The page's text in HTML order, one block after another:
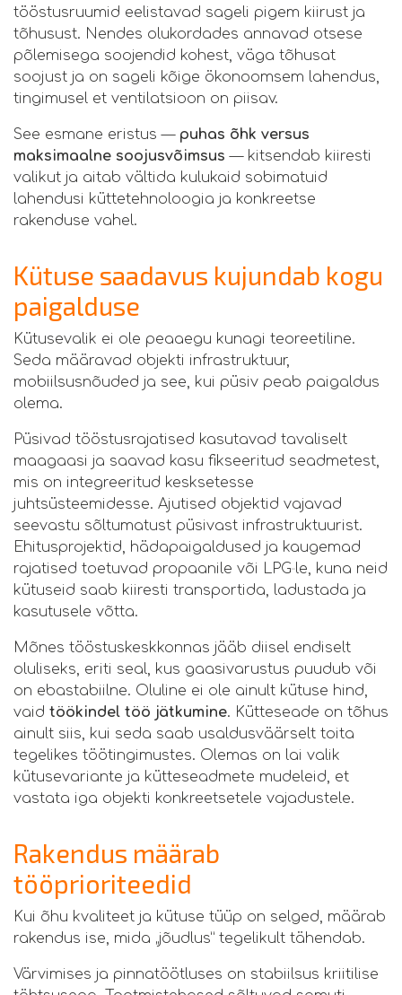
tööstusruumid eelistavad sageli pigem kiirust ja
tõhusust. Nendes olukordades annavad otsese
põlemisega soojendid kohest, väga tõhusat
soojust ja on sageli kõige ökonoomsem lahendus,
tingimusel et ventilatsioon on piisav.
See esmane eristus — puhas õhk versus
maksimaalne soojusvõimsus — kitsendab kiiresti
valikut ja aitab vältida kulukaid sobimatuid
lahendusi küttetehnoloogia ja konkreetse
rakenduse vahel.
Kütuse saadavus kujundab kogu
paigalduse
Kütusevalik ei ole peaaegu kunagi teoreetiline.
Seda määravad objekti infrastruktuur,
mobiilsusnõuded ja see, kui püsiv peab paigaldus
olema.
Püsivad tööstusrajatised kasutavad tavaliselt
maagaasi ja saavad kasu fikseeritud seadmetest,
mis on integreeritud kesksetesse
juhtsüsteemidesse. Ajutised objektid vajavad
seevastu sõltumatust püsivast infrastruktuurist.
Ehitusprojektid, hädapaigaldused ja kaugemad
rajatised toetuvad propaanile või LPG‑le, kuna neid
kütuseid saab kiiresti transportida, ladustada ja
kasutusele võtta.
Mõnes tööstuskeskkonnas jääb diisel endiselt
oluliseks, eriti seal, kus gaasivarustus puudub või
on ebastabiilne. Oluline ei ole ainult kütuse hind,
vaid töökindel töö jätkumine. Kütteseade on tõhus
ainult siis, kui seda saab usaldusväärselt toita
tegelikes töötingimustes. Olemas on lai valik
kütusevariante ja kütteseadmete mudeleid, et
vastata iga objekti konkreetsetele vajadustele.
Rakendus määrab
tööprioriteedid
Kui õhu kvaliteet ja kütuse tüüp on selged, määrab
rakendus ise, mida „jõudlus” tegelikult tähendab.
Värvimises ja pinnatöötluses on stabiilsus kriitilise